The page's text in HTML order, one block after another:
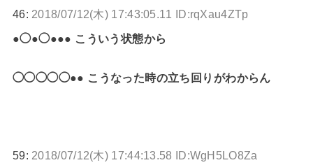
46: 2018/07/12(木) 17:43:05.11 ID:rqXau4ZTp
●◯●◯●●● こういう状態から
◯◯◯◯◯●● こうなった時の立ち回りがわからん
59: 2018/07/12(木) 17:44:13.58 ID:WgH5LO8Za